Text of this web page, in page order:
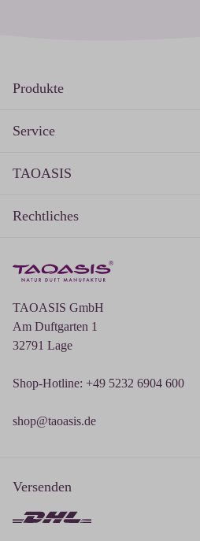
TAOASIS GmbH
Am Duftgarten 1
32791 Lage
Shop-Hotline: +49 5232 6904 600
shop@taoasis.de
Produkte
Service
TAOASIS
Rechtliches
Versenden